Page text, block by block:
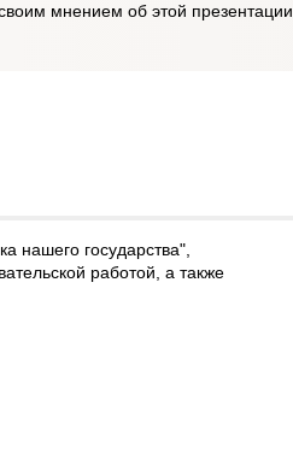
мнением об этой презентации.
нашего государства",
работой, а также